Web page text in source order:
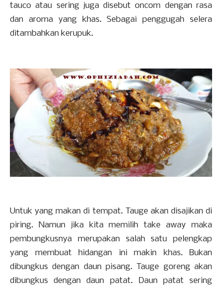
tauco atau sering juga disebut oncom dengan rasa
dan aroma yang khas. Sebagai penggugah selera
ditambahkan kerupuk.
Untuk yang makan di tempat. Tauge akan disajikan di
piring. Namun jika kita memilih take away maka
pembungkusnya merupakan salah satu pelengkap
yang membuat hidangan ini makin khas. Bukan
dibungkus dengan daun pisang. Tauge goreng akan
dibungkus dengan daun patat. Daun patat sering